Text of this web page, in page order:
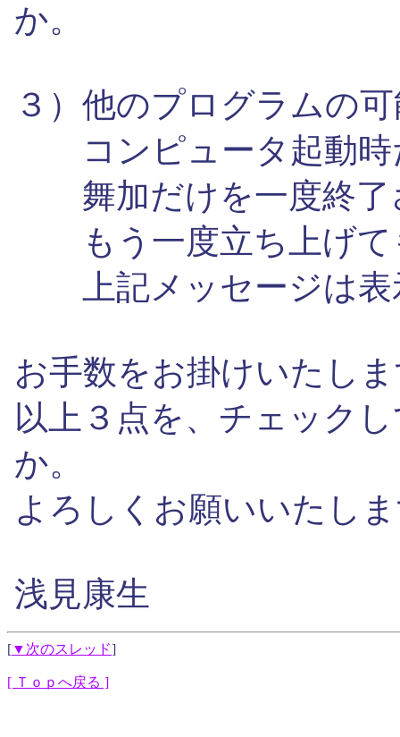
か。
３）他のプログラムの
コンピュータ起動時
舞加だけを一度終了
もう一度立ち上げて
上記メッセージは表
お手数をお掛けいたし
以上３点を、チェック
か。
よろしくお願いいたし
浅見康生
[▼次のスレッド]
[ Ｔｏｐへ戻る ]